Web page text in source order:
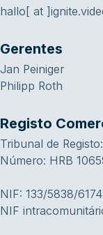
hallo[ at
Gerentes
Jan Peiniger
Philipp Roth
Registo
Tribunal de
Número: HRB
NIF: 133/5838/6174
NIF